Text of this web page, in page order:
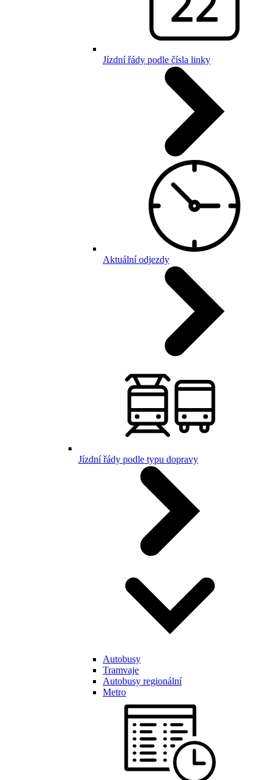
Jízdní řády podle čísla linky
Aktuální odjezdy
Jízdní řády podle typu dopravy
Autobusy
Tramvaje
Autobusy regionální
Metro